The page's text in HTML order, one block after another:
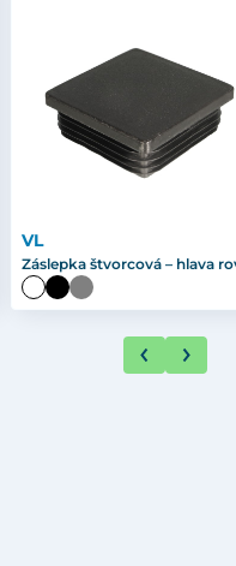
VL
Záslepka štvorcová – hlava